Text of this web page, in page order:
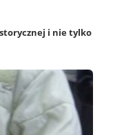
i nie tylko